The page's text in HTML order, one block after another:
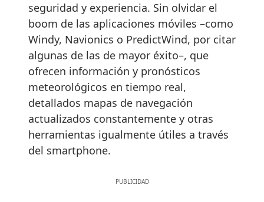
seguridad y experiencia. Sin olvidar el
boom de las aplicaciones móviles –como
Windy, Navionics o PredictWind, por citar
algunas de las de mayor éxito–, que
ofrecen información y pronósticos
meteorológicos en tiempo real,
detallados mapas de navegación
actualizados constantemente y otras
herramientas igualmente útiles a través
del smartphone.